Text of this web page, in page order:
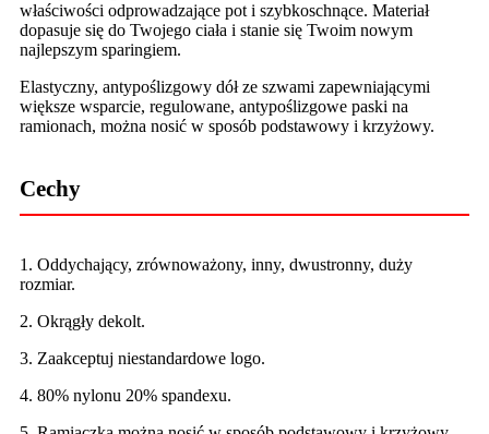
właściwości odprowadzające pot i szybkoschnące. Materiał
dopasuje się do Twojego ciała i stanie się Twoim nowym
najlepszym sparingiem.
Elastyczny, antypoślizgowy dół ze szwami zapewniającymi
większe wsparcie, regulowane, antypoślizgowe paski na
ramionach, można nosić w sposób podstawowy i krzyżowy.
Cechy
1. Oddychający, zrównoważony, inny, dwustronny, duży
rozmiar.
2. Okrągły dekolt.
3. Zaakceptuj niestandardowe logo.
4. 80% nylonu 20% spandexu.